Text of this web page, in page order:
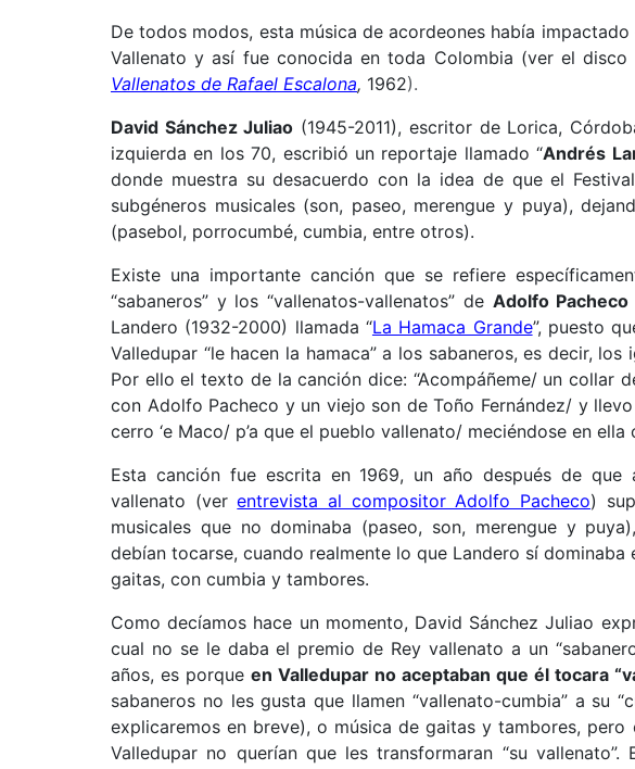
De todos modos, esta música de acordeones había
Vallenato y así fue conocida en toda Colombia (ver el disco
Vallenatos de Rafael Escalona, 1962).
David Sánchez Juliao (1945-2011), escritor de Lorica,
izquierda en los 70, escribió un reportaje llamado “Andrés
donde muestra su desacuerdo con la idea de que el
subgéneros musicales (son, paseo, merengue y puya),
(pasebol, porrocumbé, cumbia, entre otros).
Existe una importante canción que se refiere
“sabaneros” y los “vallenatos-vallenatos” de Adolfo
Landero (1932-2000) llamada “La Hamaca Grande”, puesto
Valledupar “le hacen la hamaca” a los sabaneros, es decir, los
Por ello el texto de la canción dice: “Acompáñeme/ un collar
con Adolfo Pacheco y un viejo son de Toño Fernández/ y
cerro ‘e Maco/ p’a que el pueblo vallenato/ meciéndose en ella
Esta canción fue escrita en 1969, un año después de
vallenato (verentrevista al compositor Adolfo Pacheco)
musicales que no dominaba (paseo, son, merengue y
debían tocarse, cuando realmente lo que Landero sí
gaitas, con cumbia y tambores.
Como decíamos hace un momento, David Sánchez Juliao
cual no se le daba el premio de Rey vallenato a un
años, es porque en Valledupar no aceptaban que él tocara
sabaneros no les gusta que llamen “vallenato-cumbia” a su
explicaremos en breve), o música de gaitas y tambores,
Valledupar no querían que les transformaran “su